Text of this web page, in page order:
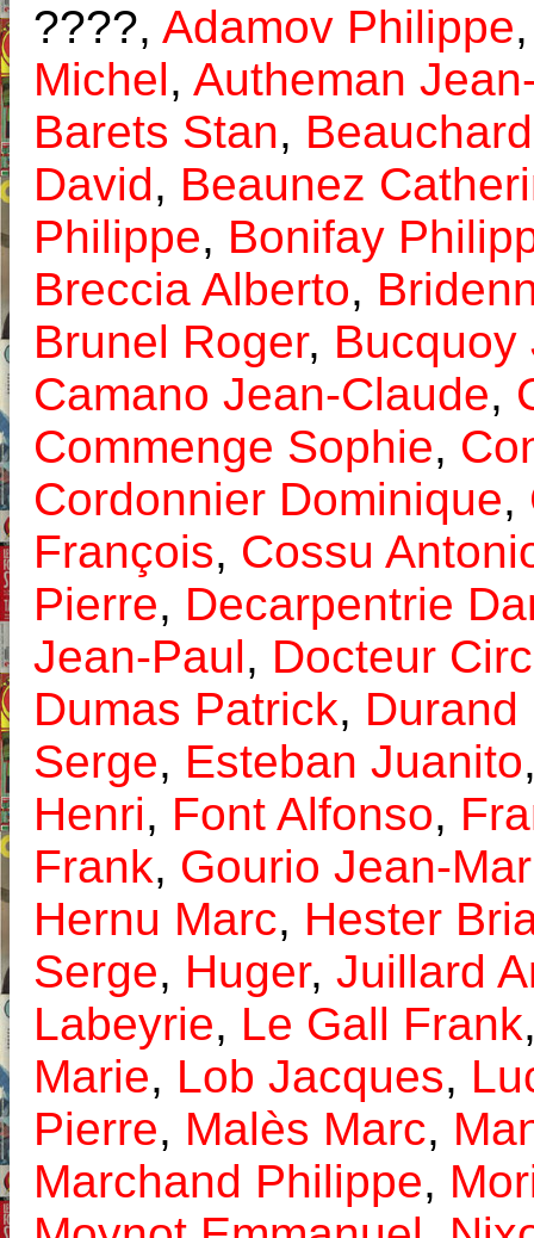
????, Adamov Philippe
Michel, Autheman
Barets Stan,
David, Beaunez
Philippe, Bonifay
Breccia Alberto,
Brunel Roger, Bucquoy
Camano Jean-Claude,
Commenge Sophie,
Cordonnier Dominique,
François, Cossu
Pierre, Decarpentrie
Jean-Paul, Docteur
Dumas Patrick, Durand
Serge, Esteban Juanito
Henri, Font Alfonso,
Frank, Gourio Jean-
Hernu Marc, Hester
Serge, Huger, Juillard
Labeyrie, Le Gall Frank
Marie, Lob Jacques,
Pierre, Malès Marc,
Marchand Philippe,